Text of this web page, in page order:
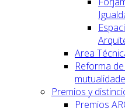
Area
Reforma
Premios y
Premios